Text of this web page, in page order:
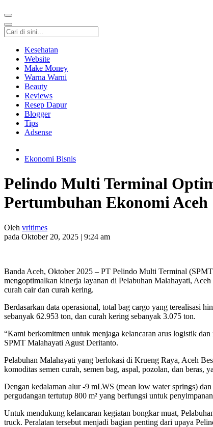
Kesehatan
Website
Make Money
Warna Warni
Beauty
Reviews
Resep Dapur
Blogger
Tips
Adsense
Ekonomi Bisnis
Pelindo Multi Terminal
Pertumbuhan Ekonomi Aceh
Oleh vritimes
pada Oktober 20, 2025 | 9:24 am
Banda Aceh, Oktober 2025 – PT Pelindo Multi Terminal
mengoptimalkan kinerja layanan di Pelabuhan Malahayati,
curah cair dan curah kering.
Berdasarkan data operasional, total bag cargo yang terealisasi
sebanyak 62.953 ton, dan curah kering sebanyak 3.075 ton.
“Kami berkomitmen untuk menjaga kelancaran arus logistik
SPMT Malahayati Agust Deritanto.
Pelabuhan Malahayati yang berlokasi di Krueng Raya, Aceh
komoditas semen curah, semen bag, aspal, pozolan, dan beras,
Dengan kedalaman alur -9 mLWS (mean low water springs)
pergudangan tertutup 800 m² yang berfungsi untuk
Untuk mendukung kelancaran kegiatan bongkar muat,
truck. Peralatan tersebut menjadi bagian penting dari upaya